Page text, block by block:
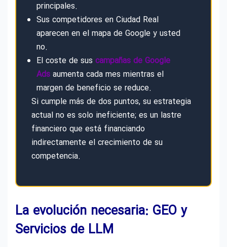
principales.
Sus competidores en Ciudad Real
aparecen en el mapa de Google y usted
no.
El coste de sus campañas de Google
Ads aumenta cada mes mientras el
margen de beneficio se reduce.
Si cumple más de dos puntos, su estrategia
actual no es solo ineficiente; es un lastre
financiero que está financiando
indirectamente el crecimiento de su
competencia.
La evolución necesaria: GEO y
Servicios de LLM